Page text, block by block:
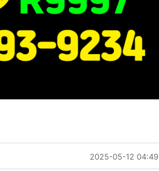
2025-05-12 04:49